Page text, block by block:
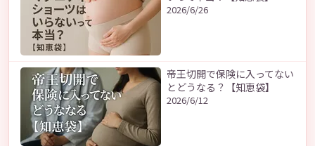
2026/6/26
帝王切開で保険に入ってない
とどうなる？【知恵袋】
2026/6/12